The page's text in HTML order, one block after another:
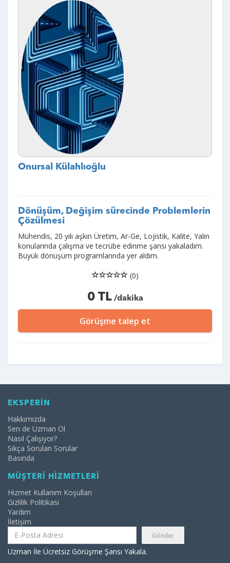
Onursal Külahlıoğlu
Dönüşüm, Değişim sürecinde Problemlerin
Çözülmesi
Mühendis, 20 yılı aşkın Üretim, Ar-Ge, Lojistik, Kalite, Yalın
konularında çalışma ve tecrübe edinme şansı yakaladım.
Büyük dönüşüm programlarında yer aldım.
(0)
0 TL/dakika
Görüşme talep et
EKSPERİN
Hakkımızda
Sen de Uzman Ol
Nasıl Çalışıyor?
Sıkça Sorulan Sorular
Basında
MÜŞTERİ HİZMETLERİ
Hizmet Kullanım Koşulları
Gizlilik Politikası
Yardım
İletişim
Gönder
Uzman İle Ücretsiz Görüşme Şansı Yakala.